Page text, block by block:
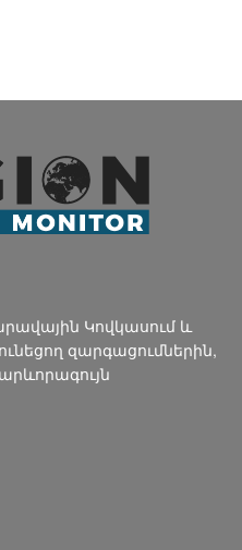
Կովկասում և
զարգացումներին,